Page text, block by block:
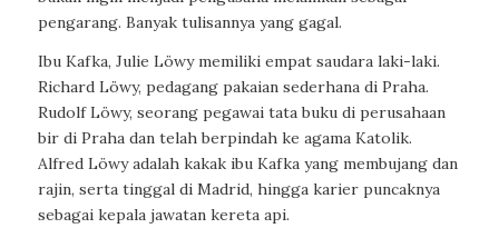
pengarang. Banyak tulisannya yang gagal.
Ibu Kafka, Julie Löwy memiliki empat saudara laki-laki.
Richard Löwy, pedagang pakaian sederhana di Praha.
Rudolf Löwy, seorang pegawai tata buku di perusahaan
bir di Praha dan telah berpindah ke agama Katolik.
Alfred Löwy adalah kakak ibu Kafka yang membujang dan
rajin, serta tinggal di Madrid, hingga karier puncaknya
sebagai kepala jawatan kereta api.